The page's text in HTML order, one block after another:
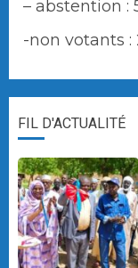
– abstention :
-non votants :
FIL D'ACTUALITÉ